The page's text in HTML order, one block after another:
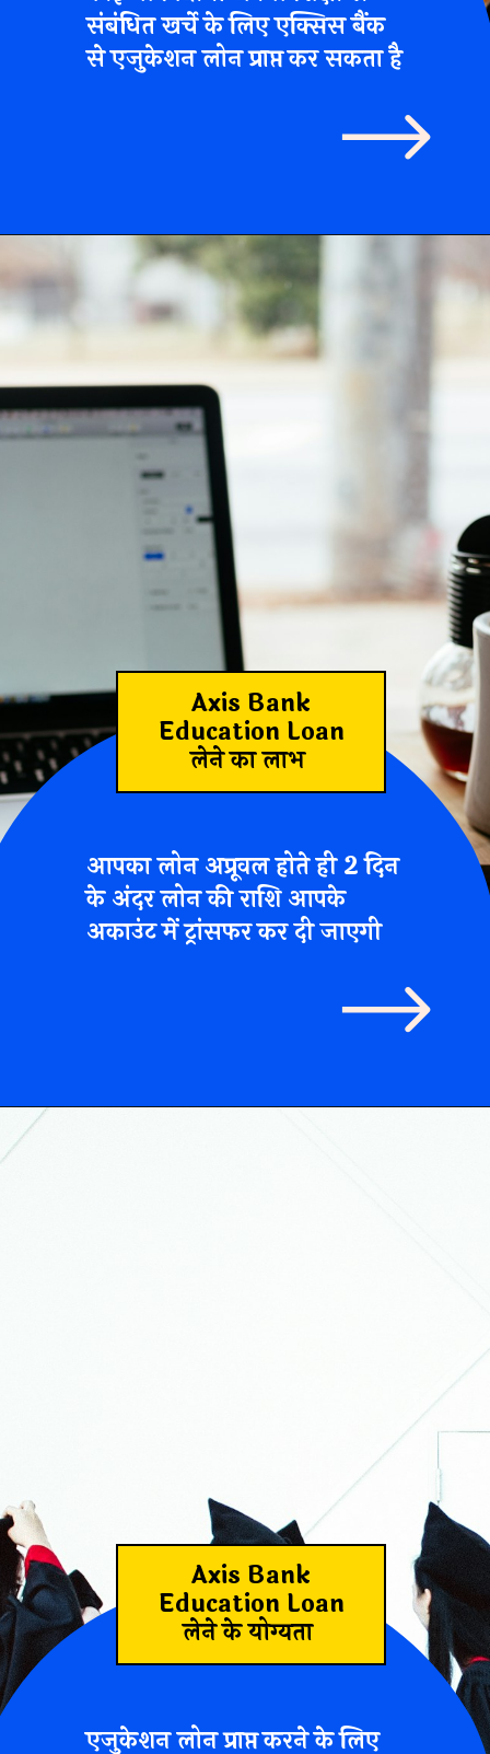
संबंधित खर्चेके लिए एक्सिस बैंक
से एजुकेशन लोन प्राप्त कर सकता है
Axis Bank
Education Loan
लेने का लाभ
आपका लोन अप्रूवल होते ही2 दिन
के अंदरलोन की राशि आपके
अकाउंट में ट्रांसफर कर दी जाएगी
Axis Bank
Education Loan
लेने के योग्यता
एजुकेशन लोन प्राप्त करने के लिए